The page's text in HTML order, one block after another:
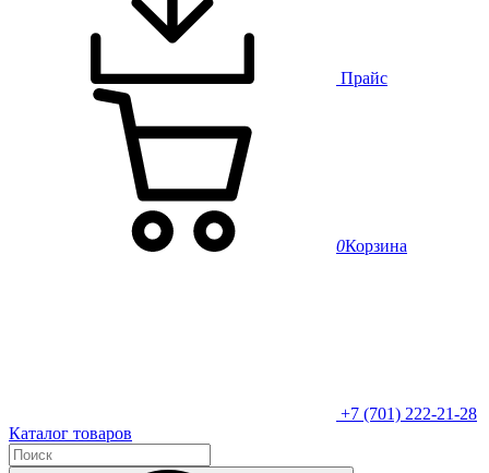
Прайс
0Корзина
+7 (701) 222-21-28
Каталог товаров